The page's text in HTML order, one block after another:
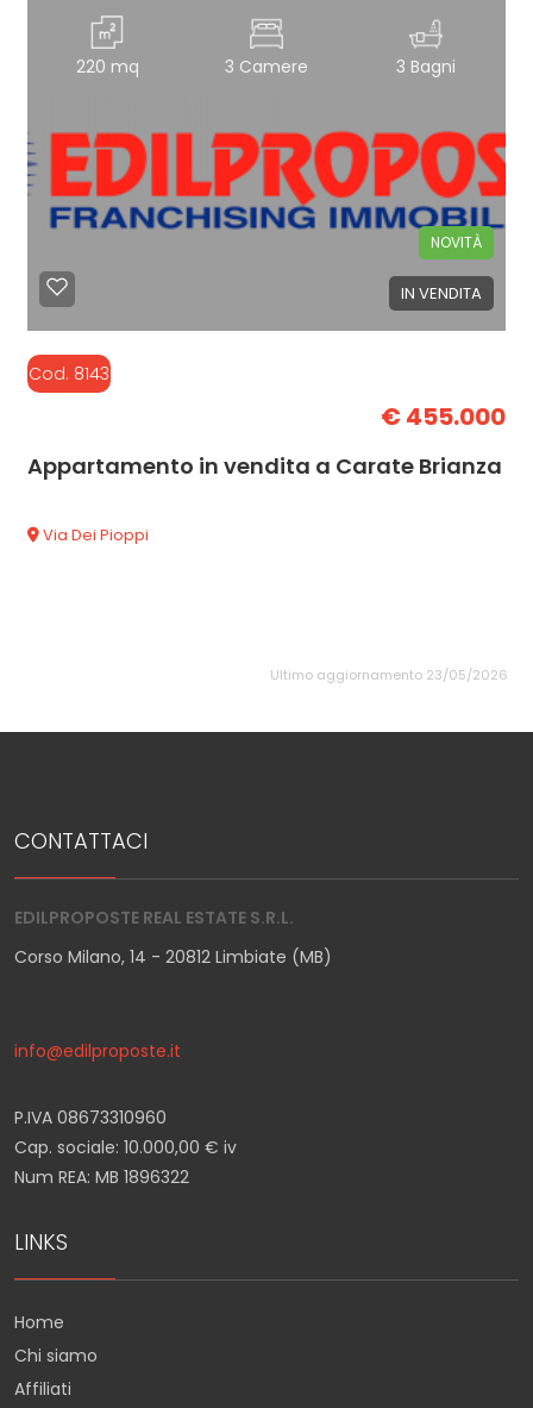
220 mq 3 Camere 3 Bagni
IN VENDITA
NOVITÀ
Cod. 8143
€ 455.000
Appartamento in vendita a Carate Brianza
Via Dei Pioppi
Ultimo aggiornamento 23/05/2026
CONTATTACI
EDILPROPOSTE REAL ESTATE S.R.L.
Corso Milano, 14 - 20812 Limbiate (MB)
info@edilproposte.it
P.IVA 08673310960
Cap. sociale: 10.000,00 € iv
Num REA: MB 1896322
LINKS
Home
Chi siamo
Affiliati